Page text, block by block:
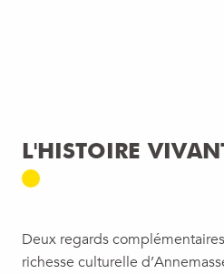
L'HISTOIRE
Deux regards
richesse culturelle